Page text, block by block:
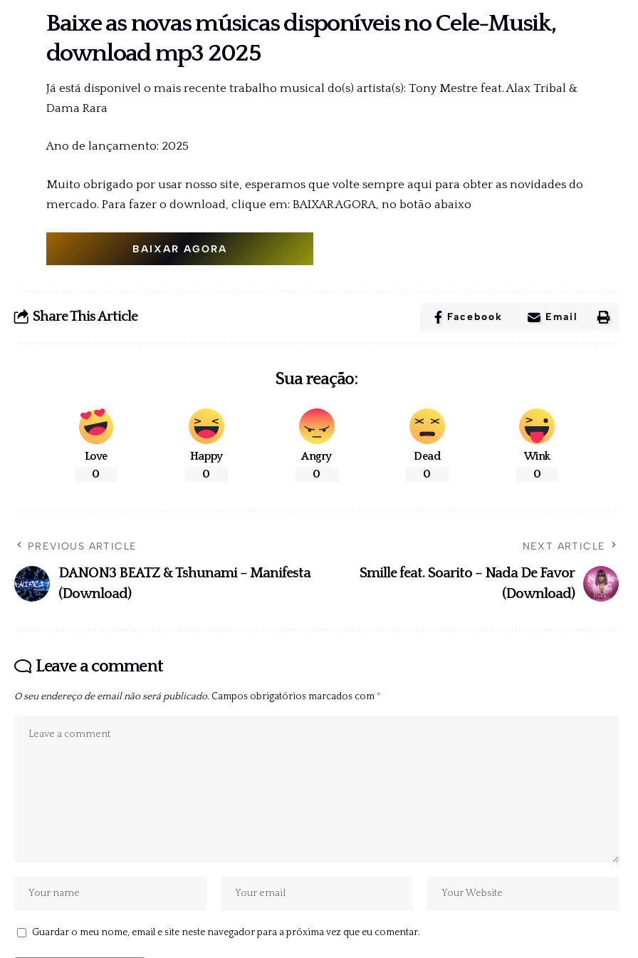
Baixe as novas músicas disponíveis noCele-Musik,
download mp3 2025
Já está disponivel o mais recente trabalho musical do(s) artista(s): Tony Mestre feat. Alax Tribal &
Dama Rara
Ano de lançamento: 2025
Muito obrigado por usar nosso site, esperamos que volte sempre aqui para obter as novidades do
mercado. Para fazer o download, clique em: BAIXAR AGORA, no botão abaixo
BAIXAR AGORA
Share This Article Facebook Email
Sua reação:
Love
0
Happy
0
Angry
0
Dead
0
Wink
0
PREVIOUS ARTICLE
DANON3 BEATZ & Tshunami – Manifesta
(Download)
NEXT ARTICLE
Smille feat. Soarito – Nada De Favor
(Download)
Leave a comment
O seu endereço de email não será publicado. Campos obrigatórios marcados com*
Guardar o meu nome, email e site neste navegador para a próxima vez que eu comentar.